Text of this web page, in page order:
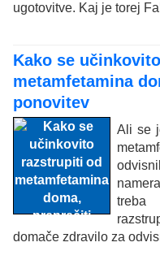
ugotovitve. Kaj je torej
Kako se
metamfetamina
ponovitev
Ali se
treba
domače zdravilo za